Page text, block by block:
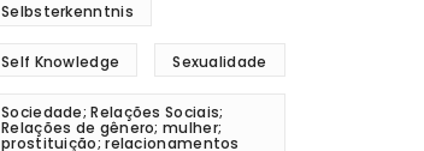
Selbsterkenntnis
Self Knowledge Sexualidade
Sociedade; Relações Sociais;
Relações de gênero; mulher;
prostituição; relacionamentos